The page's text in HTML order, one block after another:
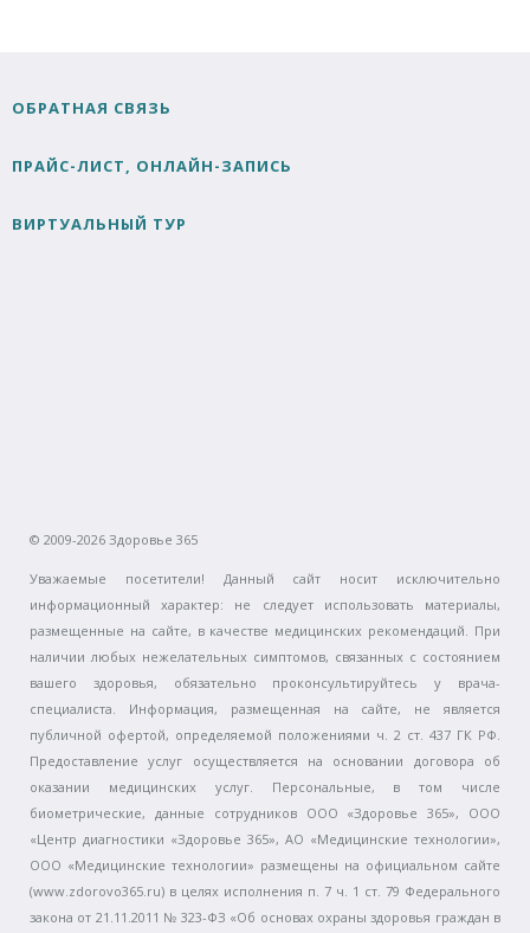
ОБРАТНАЯ СВЯЗЬ
ПРАЙС-ЛИСТ, ОНЛАЙН-ЗАПИСЬ
ВИРТУАЛЬНЫЙ ТУР
© 2009-2026 Здоровье 365
Уважаемые посетители! Данный сайт носит исключительно
информационный характер: не следует использовать материалы,
размещенные на сайте, в качестве медицинских рекомендаций. При
наличии любых нежелательных симптомов, связанных с состоянием
вашего здоровья, обязательно проконсультируйтесь у врача-
специалиста. Информация, размещенная на сайте, не является
публичной офертой, определяемой положениями ч. 2 ст. 437 ГК РФ.
Предоставление услуг осуществляется на основании договора об
оказании медицинских услуг. Персональные, в том числе
биометрические, данные сотрудников ООО «Здоровье 365», ООО
«Центр диагностики «Здоровье 365», АО «Медицинские технологии»,
ООО «Медицинские технологии» размещены на официальном сайте
(www.zdorovo365.ru) в целях исполнения п. 7 ч. 1 ст. 79 Федерального
закона от 21.11.2011 № 323-ФЗ «Об основах охраны здоровья граждан в